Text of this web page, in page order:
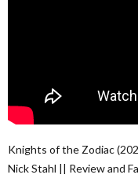
Knights of the Zodiac
Nick Stahl || Review and